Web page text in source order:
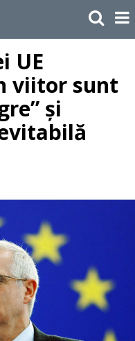
UE
viitor sunt
și